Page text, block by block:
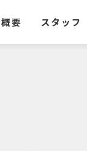
概要 スタッフ